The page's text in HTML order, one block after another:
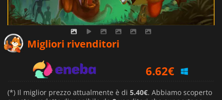
Migliori rivenditori
6.62€
6.94€
(*) Il miglior prezzo attualmente è di 5.40€. Abbiamo scoperto